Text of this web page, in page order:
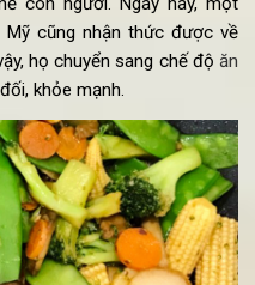
có lượng người béo phì
này chứa rất nhiều calo,
con người. Ngày nay,
Mỹ cũng nhận thức được
họ chuyển sang chế độ
đối, khỏe mạnh.